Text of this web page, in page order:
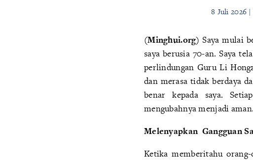
8 Juli 2026
(Minghui.org) Saya mulai
saya berusia 70-an. Saya
perlindungan Guru Li
dan merasa tidak berdaya
benar kepada saya.
mengubahnya menjadi aman.
Melenyapkan Gangguan
Ketika memberitahu